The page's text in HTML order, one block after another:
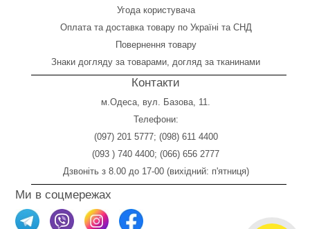
Угода користувача
Оплата та доставка товару по Україні та СНД
Повернення товару
Знаки догляду за товарами, догляд за тканинами
Контакти
м.Одеса, вул. Базова, 11.
Телефони:
(097) 201 5777; (098) 611 4400
(093 ) 740 4400; (066) 656 2777
Дзвоніть з 8.00 до 17-00 (вихідний: п'ятниця)
Ми в соцмережах